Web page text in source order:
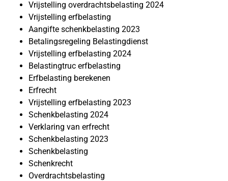
Vrijstelling overdrachtsbelasting 2024
Vrijstelling erfbelasting
Aangifte schenkbelasting 2023
Betalingsregeling Belastingdienst
Vrijstelling erfbelasting 2024
Belastingtruc erfbelasting
Erfbelasting berekenen
Erfrecht
Vrijstelling erfbelasting 2023
Schenkbelasting 2024
Verklaring van erfrecht
Schenkbelasting 2023
Schenkbelasting
Schenkrecht
Overdrachtsbelasting